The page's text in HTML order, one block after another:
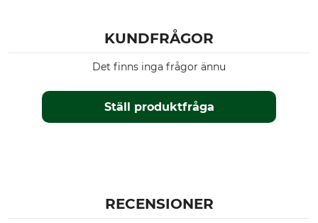
KUNDFRÅGOR
Ställ produktfråga
Det finns inga frågor ännu
RECENSIONER